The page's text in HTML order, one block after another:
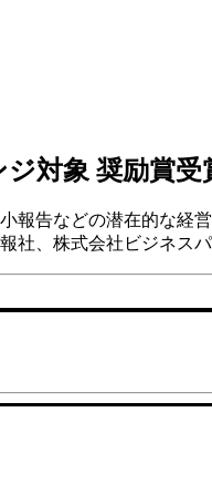
対象 奨励賞受
報告などの潜在的な経
社、株式会社ビジネス